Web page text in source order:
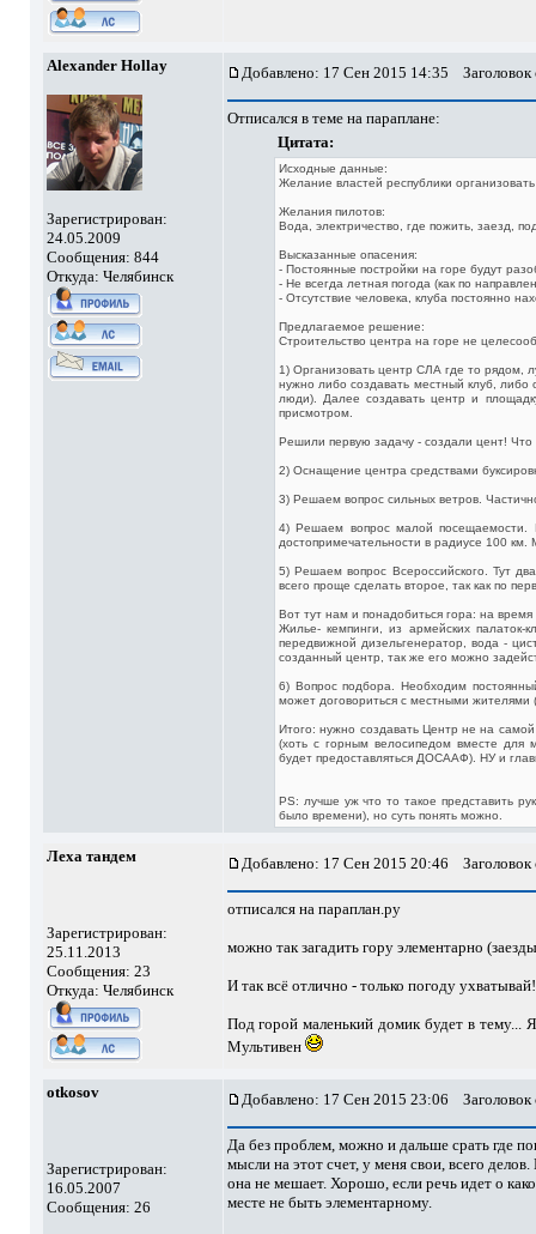
Alexander Hollay
Зарегистрирован:
24.05.2009
Сообщения: 844
Откуда: Челябинск
Добавлено: 17 Сен 2015 14:35
Отписался в теме на параплане:
Цитата:
Исходные данные:
Желание властей республики
Желания пилотов:
Вода, электричество, где пожить, заезд,
Высказанные опасения:
- Постоянные постройки на горе будут
- Не всегда летная погода (как по
- Отсутствие человека, клуба постоянно
Предлагаемое решение:
Строительство центра на горе не
1) Организовать центр СЛА где то
нужно либо создавать местный клуб,
люди). Далее создавать центр и
присмотром.
Решили первую задачу - создали цент!
2) Оснащение центра средствами
3) Решаем вопрос сильных ветров.
4) Решаем вопрос малой посещаемости.
достопримечательности в радиусе 100
5) Решаем вопрос Всероссийского. Тут
всего проще сделать второе, так как по
Вот тут нам и понадобиться гора: на
Жилье- кемпинги, из армейских палаток-
передвижной дизельгенератор, вода -
созданный центр, так же его можно
6) Вопрос подбора. Необходим
может договориться с местными жителями
Итого: нужно создавать Центр не на
(хоть с горным велосипедом вместе для
будет предоставляться ДОСААФ). НУ и
PS: лучше уж что то такое представить
было времени), но суть понять можно.
Леха тандем
Зарегистрирован:
25.11.2013
Сообщения: 23
Откуда: Челябинск
Добавлено: 17 Сен 2015 20:46
отписался на параплан.ру
можно так загадить гору элементарно
И так всё отлично - только погоду
Под горой маленький домик будет в тему...
Мультивен
otkosov
Зарегистрирован:
16.05.2007
Сообщения: 26
Добавлено: 17 Сен 2015 23:06
Да без проблем, можно и дальше срать где
мысли на этот счет, у меня свои, всего
она не мешает. Хорошо, если речь идет о
месте не быть элементарному.